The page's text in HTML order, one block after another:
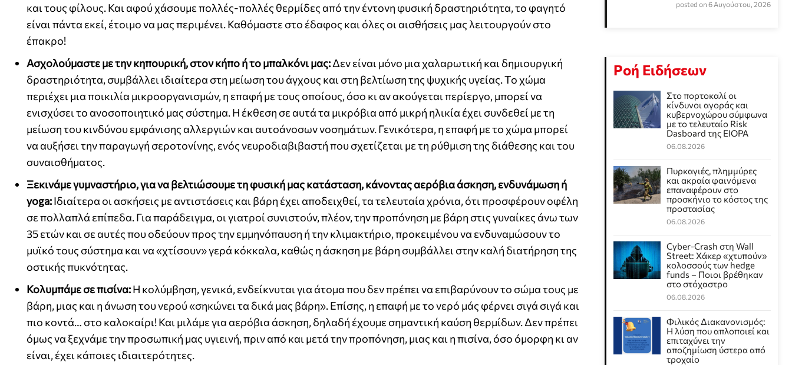
και τους φίλους. Και αφού χάσουμε πολλές-πολλές θερμίδες από την έντονη φυσική δραστηριότητα, το φαγητό
είναι πάντα εκεί, έτοιμο να μας περιμένει. Καθόμαστε στο έδαφος και όλες οι αισθήσεις μας λειτουργούν στο
έπακρο!
Ασχολούμαστε με την κηπουρική, στον κήπο ή το μπαλκόνι μας:Δεν είναι μόνο μια χαλαρωτική και δημιουργική
δραστηριότητα, συμβάλλει ιδιαίτερα στη μείωση του άγχους και στη βελτίωση της ψυχικής υγείας. Το χώμα
περιέχει μια ποικιλία μικροοργανισμών, η επαφή με τους οποίους, όσο κι αν ακούγεται περίεργο, μπορεί να
ενισχύσει το ανοσοποιητικό μας σύστημα. Η έκθεση σε αυτά τα μικρόβια από μικρή ηλικία έχει συνδεθεί με τη
μείωση του κινδύνου εμφάνισης αλλεργιών και αυτοάνοσων νοσημάτων. Γενικότερα, η επαφή με το χώμα μπορεί
να αυξήσει την παραγωγή σεροτονίνης, ενός νευροδιαβιβαστή που σχετίζεται με τη ρύθμιση της διάθεσης και του
συναισθήματος.
Ξεκινάμε γυμναστήριο, για να βελτιώσουμε τη φυσική μας κατάσταση, κάνοντας αερόβια άσκηση, ενδυνάμωση ή
yoga:Ιδιαίτερα οι ασκήσεις με αντιστάσεις και βάρη έχει αποδειχθεί, τα τελευταία χρόνια, ότι προσφέρουν οφέλη
σε πολλαπλά επίπεδα. Για παράδειγμα, οι γιατροί συνιστούν, πλέον, την προπόνηση με βάρη στις γυναίκες άνω των
35 ετών και σε αυτές που οδεύουν προς την εμμηνόπαυση ή την κλιμακτήριο, προκειμένου να ενδυναμώσουν το
μυϊκό τους σύστημα και να «χτίσουν» γερά κόκκαλα, καθώς η άσκηση με βάρη συμβάλλει στην καλή διατήρηση της
οστικής πυκνότητας.
Κολυμπάμε σε πισίνα:Η κολύμβηση, γενικά, ενδείκνυται για άτομα που δεν πρέπει να επιβαρύνουν το σώμα τους με
βάρη, μιας και η άνωση του νερού «σηκώνει τα δικά μας βάρη». Επίσης, η επαφή με το νερό μάς φέρνει σιγά σιγά και
πιο κοντά… στο καλοκαίρι! Και μιλάμε για αερόβια άσκηση, δηλαδή έχουμε σημαντική καύση θερμίδων. Δεν πρέπει
όμως να ξεχνάμε την προσωπική μας υγιεινή, πριν από και μετά την προπόνηση, μιας και η πισίνα, όσο όμορφη κι αν
είναι, έχει κάποιες ιδιαιτερότητες.
posted on 6 Αυγούστου, 2026
Ροή Ειδήσεων
Στο πορτοκαλί οι
κίνδυνοι αγοράς και
κυβερνοχώρου σύμφωνα
με το τελευταίο Risk
Dasboard της EIOPA
06.08.2026
Πυρκαγιές, πλημμύρες
και ακραία φαινόμενα
επαναφέρουν στο
προσκήνιο το κόστος της
προστασίας
06.08.2026
Cyber-Crash στη Wall
Street: Χάκερ «χτυπούν»
κολοσσούς των hedge
funds – Ποιοι βρέθηκαν
στο στόχαστρο
06.08.2026
Φιλικός Διακανονισμός:
Η λύση που απλοποιεί και
επιταχύνει την
αποζημίωση ύστερα από
τροχαίο